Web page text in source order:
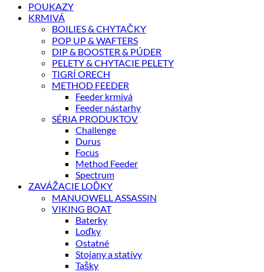
POUKAZY
KRMIVÁ
BOILIES & CHYTAČKY
POP UP & WAFTERS
DIP & BOOSTER & PÚDER
PELETY & CHYTACIE PELETY
TIGRÍ ORECH
METHOD FEEDER
Feeder krmivá
Feeder nástarhy
SÉRIA PRODUKTOV
Challenge
Durus
Focus
Method Feeder
Spectrum
ZAVÁŽACIE LOĎKY
MANUOWELL ASSASSIN
VIKING BOAT
Baterky
Loďky
Ostatné
Stojany a statívy
Tašky